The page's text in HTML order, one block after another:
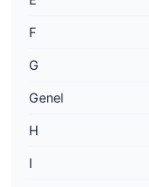
F
G
Genel
H
I